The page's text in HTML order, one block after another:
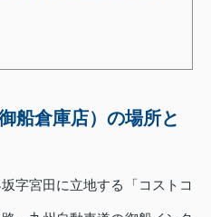
船倉庫店）の場所と
字宮田に立地する「コストコ